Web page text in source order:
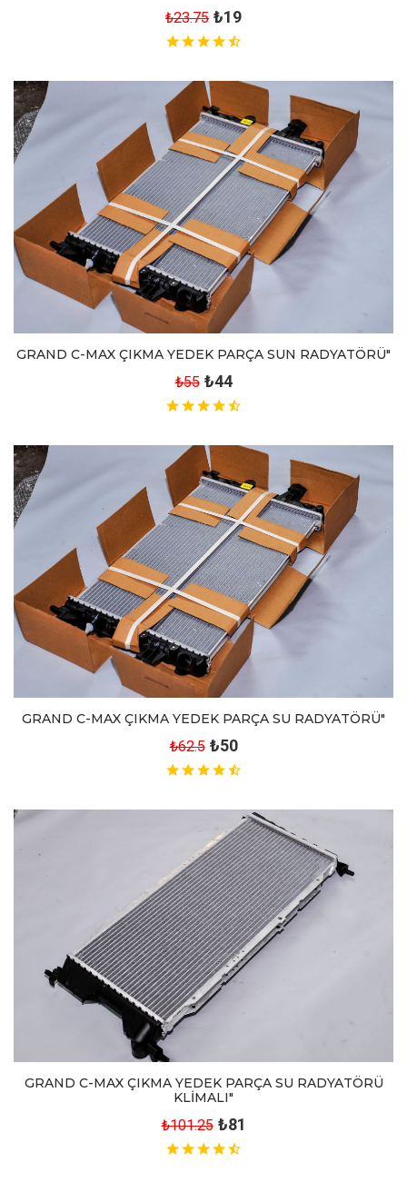
₺23.75 ₺19
GRAND C-MAX ÇIKMA YEDEK PARÇA SUN RADYATÖRÜ"
₺55 ₺44
GRAND C-MAX ÇIKMA YEDEK PARÇA SU RADYATÖRÜ"
₺62.5 ₺50
GRAND C-MAX ÇIKMA YEDEK PARÇA SU RADYATÖRÜ
KLİMALI"
₺101.25 ₺81